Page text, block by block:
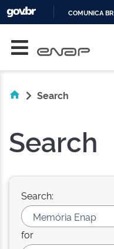
COMUNICA BR
Search
Search
Search:
for